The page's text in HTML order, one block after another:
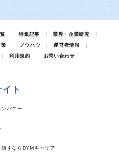
特集記事
業界・企業研究
ノウハウ
運営者情報
利用規約 お問い合わせ
ト
パニー
すならDYMキャリア